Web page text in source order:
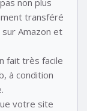
transféré
Amazon et
fait très facile
à condition
votre site